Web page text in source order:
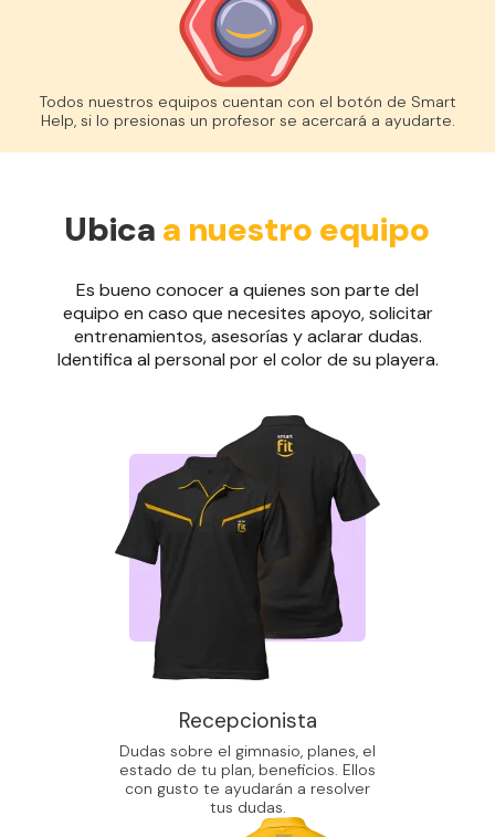
Todos nuestros equipos cuentan con el botón de Smart
Help, si lo presionas un profesor se acercará a ayudarte.
Ubica a nuestro equipo
Es bueno conocer a quienes son parte del
equipo en caso que necesites apoyo, solicitar
entrenamientos, asesorías y aclarar dudas.
Identifica al personal por el color de su playera.
Recepcionista
Dudas sobre el gimnasio, planes, el
estado de tu plan, beneficios. Ellos
con gusto te ayudarán a resolver
tus dudas.